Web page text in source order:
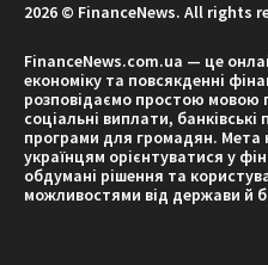
2026 © FinanceNews. All rights
FinanceNews.com.ua — це
економіку та повсякденні
розповідаємо простою
соціальні виплати, банківські
програми для громадян. Мета
українцям орієнтуватися у
обдумані рішення та
можливостями від держави й